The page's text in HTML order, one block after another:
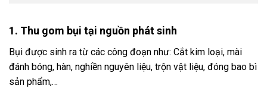
1. Thu gom bụi tại nguồn phát sinh
Bụi được sinh ra từ các công đoạn như: Cắt kim loại, mài
đánh bóng, hàn, nghiền nguyên liệu, trộn vật liệu, đóng bao bì
sản phẩm,…